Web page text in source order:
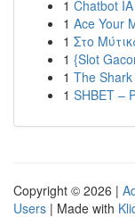
1 Chatbot
1 Ace Your
1 Στο
1 {Slot
1 The
1 SHBET –
Copyright © 2026 |
Users | Made with